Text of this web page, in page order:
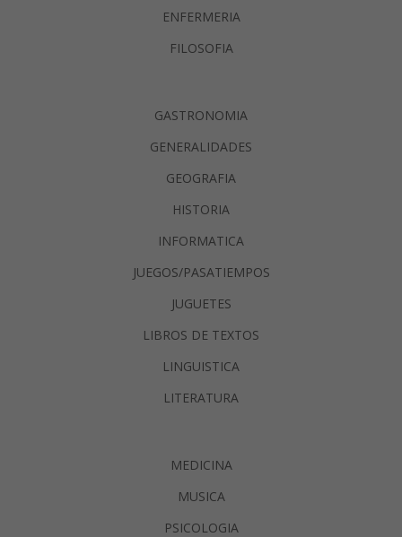
ENFERMERIA
FILOSOFIA
GASTRONOMIA
GENERALIDADES
GEOGRAFIA
HISTORIA
INFORMATICA
JUEGOS/PASATIEMPOS
JUGUETES
LIBROS DE TEXTOS
LINGUISTICA
LITERATURA
MEDICINA
MUSICA
PSICOLOGIA